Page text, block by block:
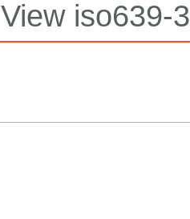
View iso639-3